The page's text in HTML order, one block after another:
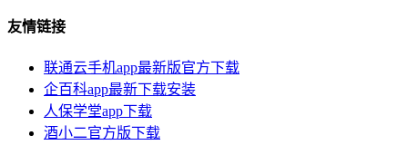
友情链接
联通云手机app最新版官方下载
企百科app最新下载安装
人保学堂app下载
酒小二官方版下载